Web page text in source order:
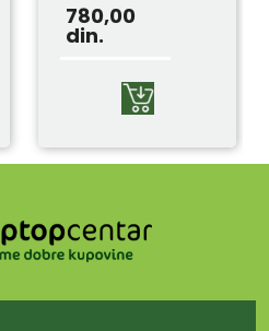
780,00
din.